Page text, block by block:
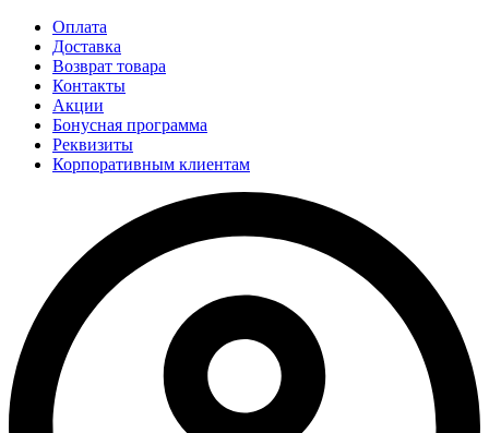
Оплата
Доставка
Возврат товара
Контакты
Акции
Бонусная программа
Реквизиты
Корпоративным клиентам